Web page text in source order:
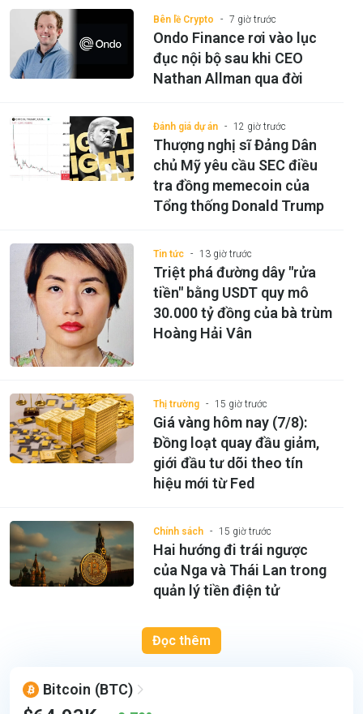
Bên lề Crypto 7 giờ trước
Ondo Finance rơi vào lục
đục nội bộ sau khi CEO
Nathan Allman qua đời
Đánh giá dự án 12 giờ trước
Thượng nghị sĩ Đảng Dân
chủ Mỹ yêu cầu SEC điều
tra đồng memecoin của
Tổng thống Donald Trump
Tin tức 13 giờ trước
Triệt phá đường dây "rửa
tiền" bằng USDT quy mô
30.000 tỷ đồng của bà trùm
Hoàng Hải Vân
Thị trường 15 giờ trước
Giá vàng hôm nay (7/8):
Đồng loạt quay đầu giảm,
giới đầu tư dõi theo tín
hiệu mới từ Fed
Chính sách 15 giờ trước
Hai hướng đi trái ngược
của Nga và Thái Lan trong
quản lý tiền điện tử
Đọc thêm
Bitcoin (BTC)